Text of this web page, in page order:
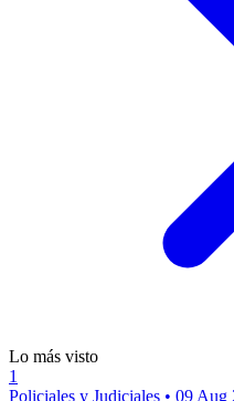
Lo más visto
1
Policiales y Judiciales • 09 Aug